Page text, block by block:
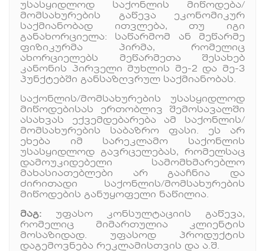
უსასყიდლოდ საქონლის მიწოდება/
მომსახურების გაწევა ეკონომიკურ
საქმიანობად ითვლება, თუ იგი
განახორციელა: საწარმომ ან მეწარმე
ფიზიკურმა პირმა, რომელიც
ახორციელებს მეწარმეთა შესახებ
კანონის პირველი მუხლის მე-2 და მე-3
პუნქტებში განსაზღვრულ საქმიანობას.
საქონლის/მომსახურების უსასყიდლოდ
მიწოდებისას ერთობლივ შემოსავალში
ასახვას ექვემდებარება ამ საქონლის/
მომსახურების საბაზრო ფასი. ეს არ
ეხება იმ სარეკლამო საქონლის
უსასყიდლოდ გავრცელებას, რომელსაც
დამოუკიდებელი სამომხმარებლო
მახასიათებლები არ გააჩნია და
ძირითადი საქონლის/მომსახურების
მიწოდების განუყოფელი ნაწილია.
მაგ: უფასო კონსულტაციის გაწევა,
რომელიც მიმართულია კლიენტის
მოსაზიდად. უფასოდ პროდუქტის
დაგემოვნება რეკლამისთვის და ა.შ.